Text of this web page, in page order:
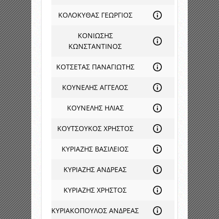
ΚΟΛΟΚΥΘΑΣ ΓΕΩΡΓΙΟΣ
ΚΟΝΙΩΣΗΣ
ΚΩΝΣΤΑΝΤΙΝΟΣ
ΚΟΤΣΕΤΑΣ ΠΑΝΑΓΙΩΤΗΣ
ΚΟΥΝΕΛΗΣ ΑΓΓΕΛΟΣ
ΚΟΥΝΕΛΗΣ ΗΛΙΑΣ
ΚΟΥΤΣΟΥΚΟΣ ΧΡΗΣΤΟΣ
ΚΥΡΙΑΖΗΣ ΒΑΣΙΛΕΙΟΣ
ΚΥΡΙΑΖΗΣ ΑΝΔΡΕΑΣ
ΚΥΡΙΑΖΗΣ ΧΡΗΣΤΟΣ
ΚΥΡΙΑΚΟΠΟΥΛΟΣ ΑΝΔΡΕΑΣ